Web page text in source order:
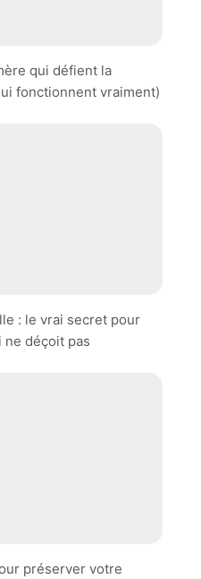
qui défient la
fonctionnent vraiment)
: le vrai secret pour
ne déçoit pas
préserver votre